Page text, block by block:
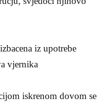
iz upotrebe
vjernika
iskrenom dovom se